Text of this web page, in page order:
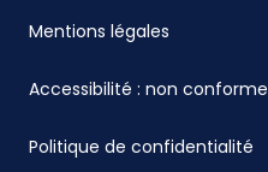
Mentions légales
Accessibilité : non conforme
Politique de confidentialité